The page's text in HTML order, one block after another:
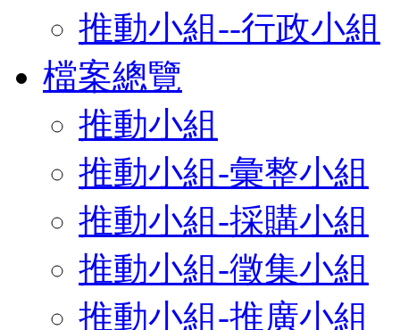
推動小組--行政小組
檔案總覽
推動小組
推動小組-彙整小組
推動小組-採購小組
推動小組-徵集小組
推動小組-推廣小組